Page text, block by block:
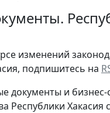
изменений
подпишитесь на
документы и бизнес-
Республики Хакасия